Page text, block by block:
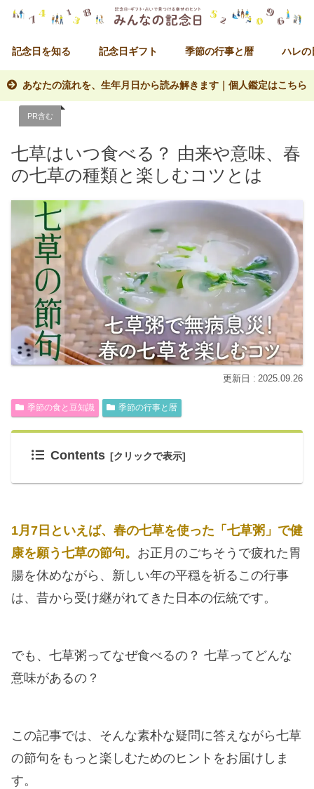
記念日を知る 記念日ギフト 季節の行事と暦 ハレの
あなたの流れを、生年月日から読み解きます｜個人鑑定はこちら
PR含む
七草はいつ食べる？ 由来や意味、春
の七草の種類と楽しむコツとは
2025.09.26
季節の食と豆知識 季節の行事と暦
Contents
1月7日といえば、春の七草を使った「七草粥」で健
康を願う七草の節句。 お正月のごちそうで疲れた胃
腸を休めながら、新しい年の平穏を祈るこの行事
は、昔から受け継がれてきた日本の伝統です。
でも、七草粥ってなぜ食べるの？ 七草ってどんな
意味があるの？
この記事では、そんな素朴な疑問に答えながら七草
の節句をもっと楽しむためのヒントをお届けしま
す。